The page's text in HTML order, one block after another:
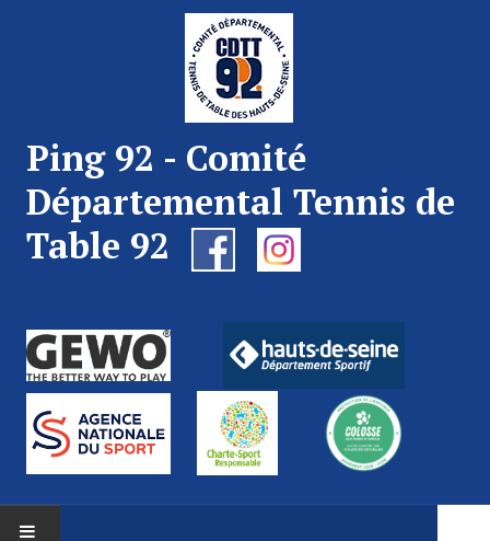
Ping 92 - Comité
Départemental Tennis de
Table 92